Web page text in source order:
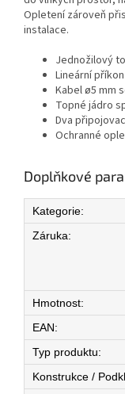
Opletení zároveň
instalace.
Jednožilový
Lineární
Kabel ø5 mm
Topné jádro
Dva
Ochranné
Doplňkové
Kategorie:
Záruka:
Hmotnost:
EAN:
Typ produktu:
Konstrukce /